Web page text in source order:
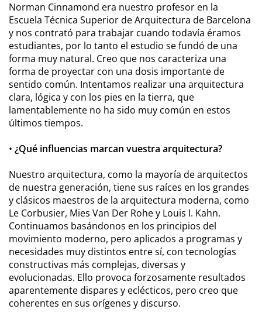
Norman Cinnamond era nuestro profesor en la
Escuela Técnica Superior de Arquitectura de Barcelona
y nos contrató para trabajar cuando todavía éramos
estudiantes, por lo tanto el estudio se fundó de una
forma muy natural. Creo que nos caracteriza una
forma de proyectar con una dosis importante de
sentido común. Intentamos realizar una arquitectura
clara, lógica y con los pies en la tierra, que
lamentablemente no ha sido muy común en estos
últimos tiempos.
• ¿Qué influencias marcan vuestra arquitectura?
Nuestro arquitectura, como la mayoría de arquitectos
de nuestra generación, tiene sus raíces en los grandes
y clásicos maestros de la arquitectura moderna, como
Le Corbusier, Mies Van Der Rohe y Louis I. Kahn.
Continuamos basándonos en los principios del
movimiento moderno, pero aplicados a programas y
necesidades muy distintos entre sí, con tecnologías
constructivas más complejas, diversas y
evolucionadas. Ello provoca forzosamente resultados
aparentemente dispares y eclécticos, pero creo que
coherentes en sus orígenes y discurso.